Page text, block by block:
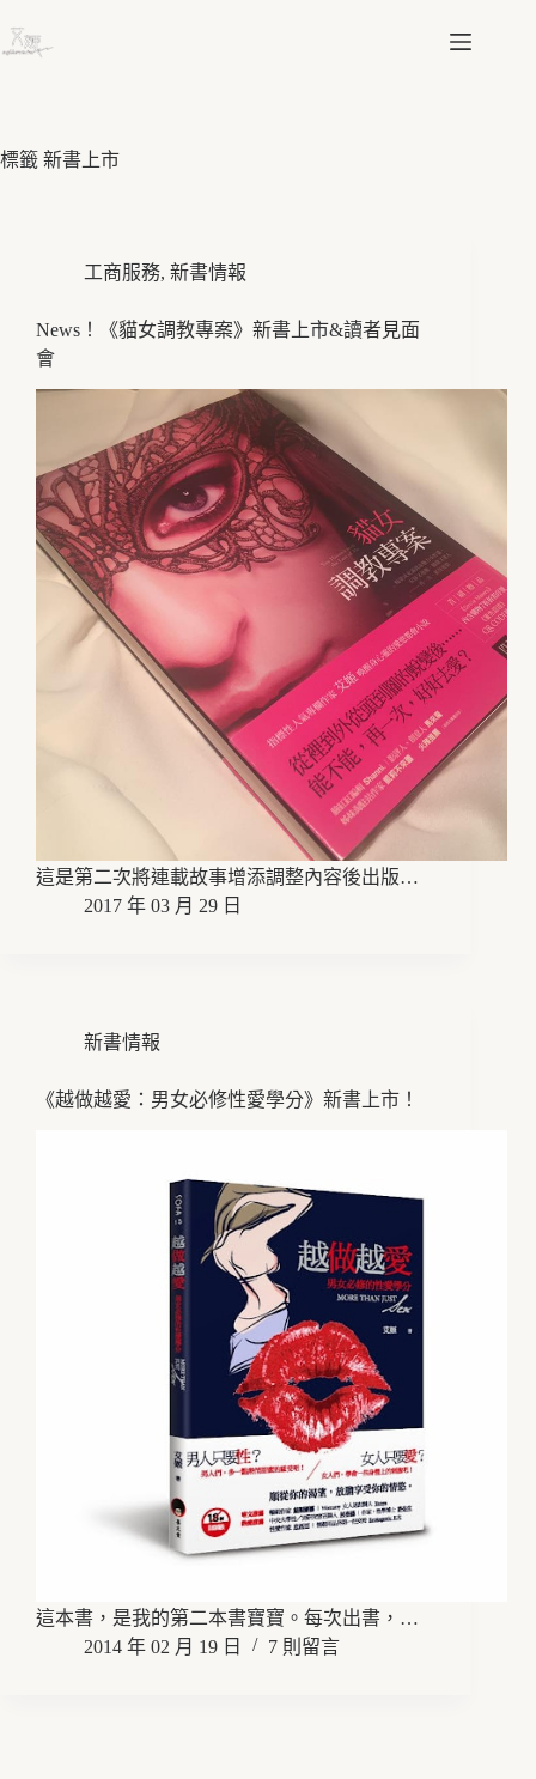
至
容
標籤 新書上市
工商服務, 新書情報
News！《貓女調教專案》新書上市&讀者見面
會
這是第二次將連載故事增添調整內容後出版…
2017 年 03 月 29 日
新書情報
《越做越愛：男女必修性愛學分》新書上市！
這本書，是我的第二本書寶寶。每次出書，…
2014 年 02 月 19 日
7 則留言